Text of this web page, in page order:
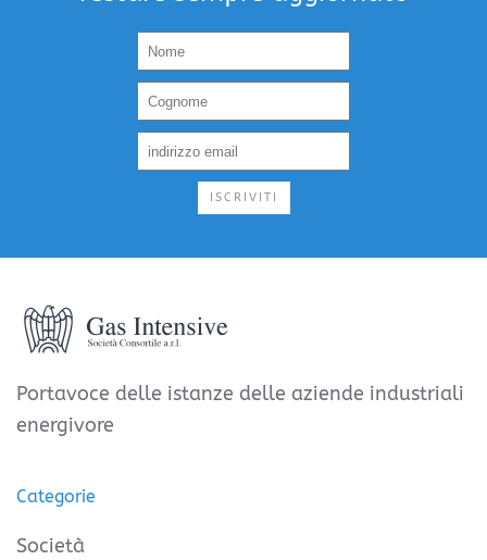
ISCRIVITI
Portavoce delle istanze delle aziende industriali
energivore
Categorie
Società